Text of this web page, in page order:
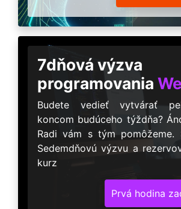
7dňová výzva
programovania
Budete vedieť vytvárať
koncom budúceho týždňa?
Radi vám s tým pomôžeme.
Sedemdňovú výzvu a
kurz
Prvá hodina